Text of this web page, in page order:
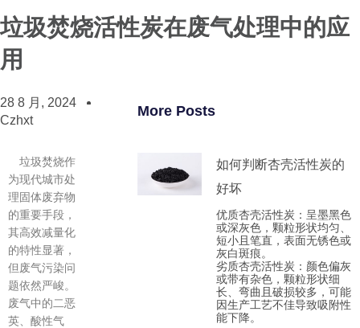
垃圾焚烧活性炭在废气处理中的应
用
28 8 月, 2024
Czhxt
垃圾焚烧作
为现代城市处
理固体废弃物
的重要手段，
其高效减量化
的特性显著，
但废气污染问
题依然严峻。
废气中的二恶
英、酸性气
More Posts
如何判断杏壳活性炭的
好坏
优质杏壳活性炭‌：呈墨黑色
或深灰色，颗粒形状均匀、
短小且笔直，表面无锈色或
灰白斑痕。
劣质杏壳活性炭‌：颜色偏灰
或带有杂色，颗粒形状细
长、弯曲且破损较多，可能
因生产工艺不佳导致吸附性
能下降。